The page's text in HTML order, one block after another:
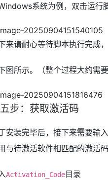
系统为例，双击运行
来请耐心等待脚本执行完成
图所示。（整个过程大约需
步：获取激活码
安装完毕后，接下来需要输
与待激活软件相匹配的激活码
Activation_Code目录